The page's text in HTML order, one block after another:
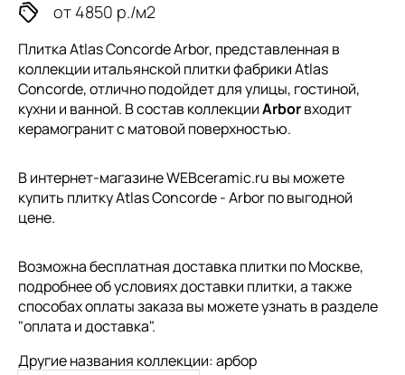
от 4850 р./м2
Плитка Atlas Concorde Arbor, представленная в
коллекции итальянской плиткифабрики Atlas
Concorde, отлично подойдет для улицы, гостиной,
кухни и ванной. В состав коллекцииArborвходит
керамогранит с матовой поверхностью.
В интернет-магазине WEBceramic.ru вы можете
купить плитку Atlas Concorde - Arbor по выгодной
цене.
Возможна бесплатная доставка плитки по Москве,
подробнее об условиях доставки плитки, а также
способах оплаты заказа вы можете узнать в разделе
"оплата и доставка".
Другие названия коллекции: арбор